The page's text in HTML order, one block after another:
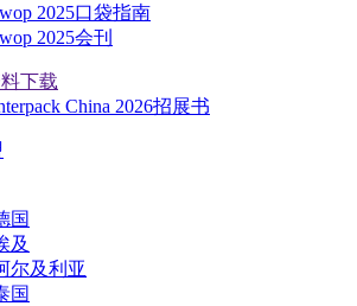
2025口袋指南
2025会刊
下载
China 2026招展书
国
及
尔及利亚
国